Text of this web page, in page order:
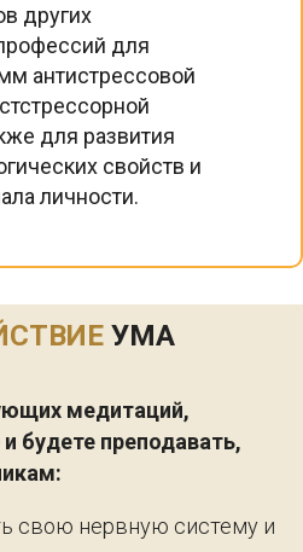
других
для
антистрессовой
для развития
свойств и
личности.
УМА
медитаций,
будете преподавать,
свою нервную систему и